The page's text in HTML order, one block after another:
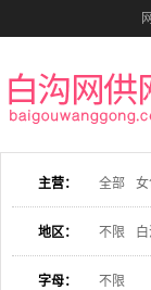
主营： 全部
地区： 不限
字母： 不限